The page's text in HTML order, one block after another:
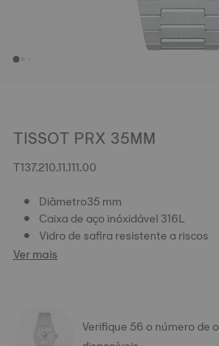
TISSOT PRX 35MM
T137.210.11.111.00
Diâmetro35 mm
Caixa de aço inóxidável 316L
Vidro de safira resistente a riscos
Ver mais
Verifique 56 o número de